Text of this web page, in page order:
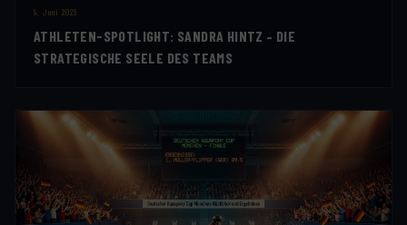
9. Juni 2026
ATHLETEN-SPOTLIGHT: SANDRA HINTZ – DIE
STRATEGISCHE SEELE DES TEAMS